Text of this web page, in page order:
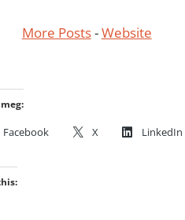
More Posts-Website
Facebook X LinkedIn